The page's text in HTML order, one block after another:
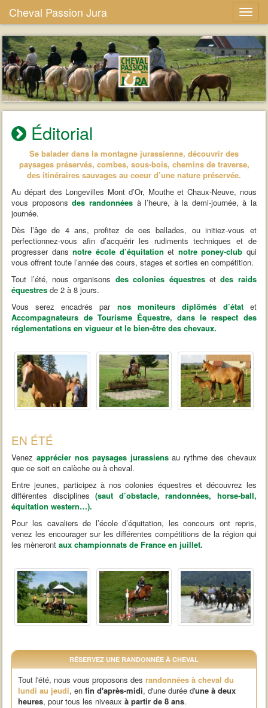
Cheval Passion Jura
Éditorial
Se balader dans la montagne jurassienne, découvrir des
paysages préservés, combes, sous-bois, chemins de traverse,
des itinéraires sauvages au coeur d’une nature préservée.
Au départ des Longevilles Mont d’Or, Mouthe et Chaux-Neuve, nous
vous proposonsdes randonnées à l’heure, à la demi-journée, à la
journée.
Dès l’âge de 4 ans, profitez de ces ballades, ou initiez-vous et
perfectionnez-vous afin d’acquérir les rudiments techniques et de
progresser dansnotre école d’équitation et notre poney-club qui
vous offrent toute l’année des cours, stages et sorties en compétition.
Tout l’été, nous organisons des colonies équestresetdes raids
équestresde 2 à 8 jours.
Vous serez encadrés par nos moniteurs diplômés d’étatet
Accompagnateurs de Tourisme Équestre, dans le respect des
réglementations en vigueur et le bien-être des chevaux.
EN ÉTÉ
Venezapprécier nos paysages jurassiensau rythme des chevaux
que ce soit en calèche ou à cheval.
Entre jeunes, participez à nos colonies équestres et découvrez les
différentes disciplines(saut d’obstacle, randonnées, horse-ball,
équitation western…).
Pour les cavaliers de l’école d’équitation, les concours ont repris,
venez les encourager sur les différentes compétitions de la région qui
les mènerontaux championnats de France en juillet.
RÉSERVEZ UNE RANDONNÉE À CHEVAL
Tout l'été, nous vous proposons desrandonnées à cheval du
lundi au jeudi, enfin d'après-midi, d'une durée d'une à deux
heures, pour tous les niveauxà partir de 8 ans.